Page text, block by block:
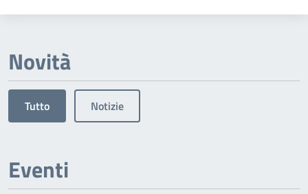
Novità
Tutto Notizie
Eventi